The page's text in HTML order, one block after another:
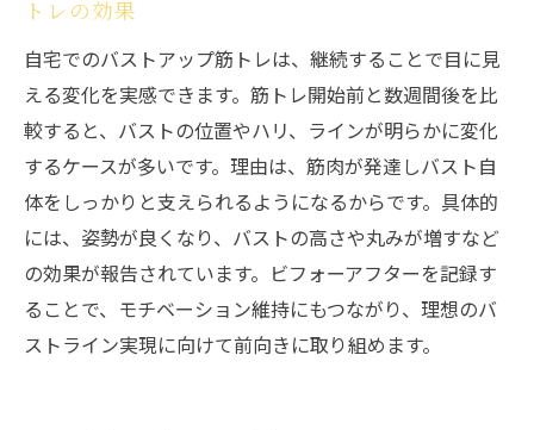
大胸筋を意識した年齢別バストアップ習慣
ビフォーアフターで知る筋トレ効果の真実
ビフォーアフターでわかるバストアップ筋
トレ効果
実際の体験談から見るバストアップの変化
筋トレでバストアップした女性の声を紹介
バストアップ筋トレの成果と継続のポイン
バストラインの変化を実感するコツと注意
トレの効果
自宅でのバストアップ筋トレは、継続することで目に見
える変化を実感できます。筋トレ開始前と数週間後を比
較すると、バストの位置やハリ、ラインが明らかに変化
するケースが多いです。理由は、筋肉が発達しバスト自
体をしっかりと支えられるようになるからです。具体的
には、姿勢が良くなり、バストの高さや丸みが増すなど
の効果が報告されています。ビフォーアフターを記録す
ることで、モチベーション維持にもつながり、理想のバ
ストライン実現に向けて前向きに取り組めます。